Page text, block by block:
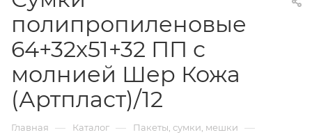
полипропиленовые
64+32x51+32 ПП с
молнией Шер Кожа
(Артпласт)/12
Главная — Каталог — Пакеты, сумки, мешки —